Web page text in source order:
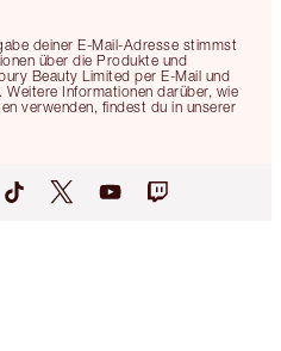
deiner E-Mail-Adresse stimmst
über die Produkte und
Beauty Limited per E-Mail und
Informationen darüber, wie
verwenden, findest du in unserer